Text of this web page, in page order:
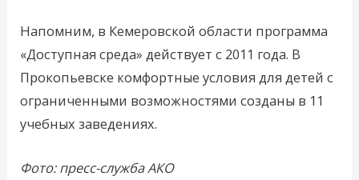
Напомним, в Кемеровской области программа
«Доступная среда» действует с 2011 года. В
Прокопьевске комфортные условия для детей с
ограниченными возможностями созданы в 11
учебных заведениях.
Фото: пресс-служба АКО